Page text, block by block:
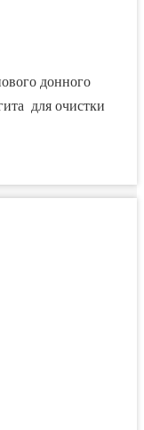
донного
для очистки